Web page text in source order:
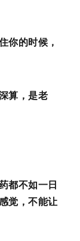
你的时候，
算，是老
都不如一日
觉，不能让